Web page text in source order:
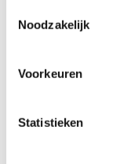
Noodzakelijk
Voorkeuren
Statistieken
zou